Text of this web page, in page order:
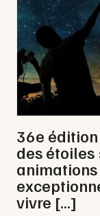
36e
des étoiles
animations
vivre […]